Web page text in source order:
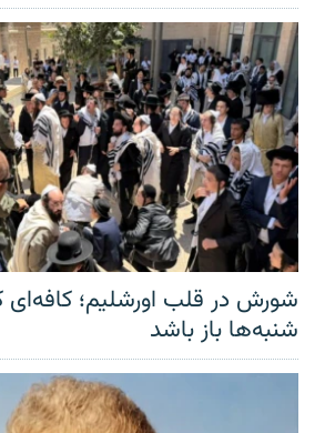
شورش در قلب اورشلیم؛ کافه‌ای
شنبه‌ها باز باشد